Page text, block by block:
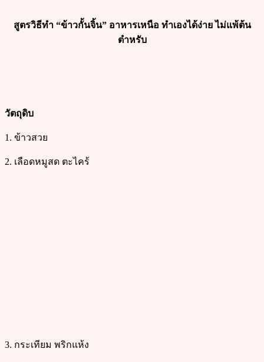
สูตรวิธีทำ “ข้าวกั้นจิ้น” อาหารเหนือ ทำเองได้ง่าย ไม่แพ้ต้น
ตำหรับ
วัตถุดิบ
1. ข้าวสวย
2. เลือดหมูสด ตะไคร้
3. กระเทียม พริกแห้ง